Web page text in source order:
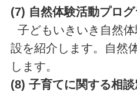
(7) 自然体験活動プログ
子どもいきいき自然
設を紹介します。自然
します。
(8) 子育てに関する相談